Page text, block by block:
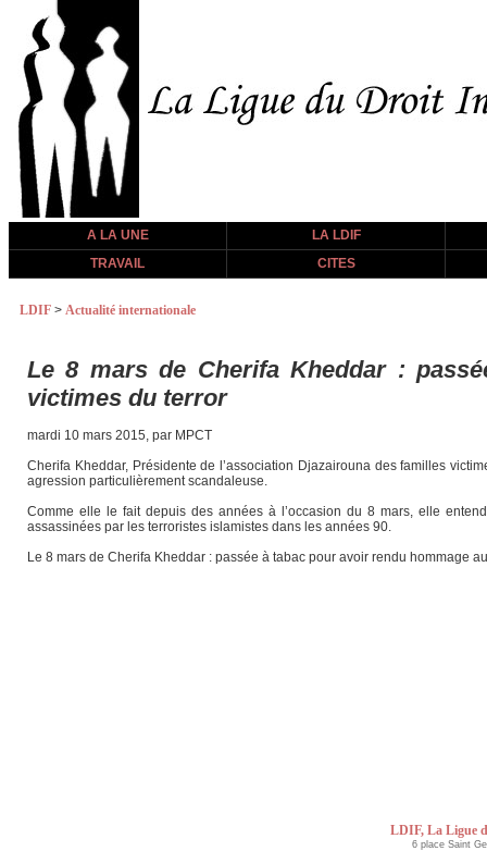
A LA UNE
LA LDIF
TRAVAIL
CITES
LDIF > Actualité internationale
Le 8 mars de Cherifa Kheddar :
victimes du terror
mardi 10 mars 2015, par MPCT
Cherifa Kheddar, Présidente de l’association Djazairouna des familles
agression particulièrement scandaleuse.
Comme elle le fait depuis des années à l’occasion du 8 mars, elle
assassinées par les terroristes islamistes dans les années 90.
Le 8 mars de Cherifa Kheddar : passée à tabac pour avoir rendu hommage
LDIF, La Ligue
6 place Saint